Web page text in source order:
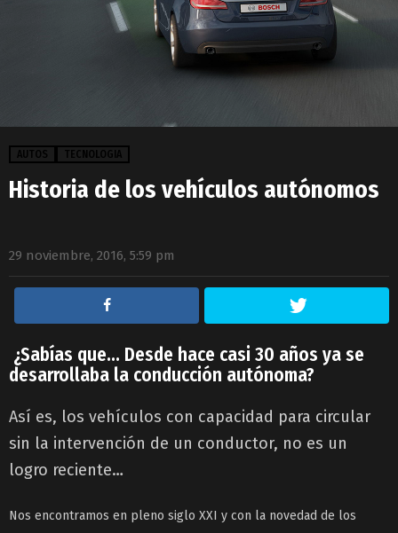
AUTOS TECNOLOGIA
Historia de los vehículos autónomos
29 noviembre, 2016, 5:59 pm
¿Sabías que… Desde hace casi 30 años ya se
desarrollaba la conducción autónoma?
Así es, los vehículos con capacidad para circular
sin la intervención de un conductor, no es un
logro reciente…
Nos encontramos en pleno siglo XXI y con la novedad de los